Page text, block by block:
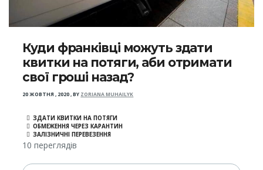
Куди франківці можуть здати
квитки на потяги, аби отримати
свої гроші назад?
20 ЖОВТНЯ , 2020,BY ZORIANA MUHAILYK
ЗДАТИ КВИТКИ НА ПОТЯГИ
ОБМЕЖЕННЯ ЧЕРЕЗ КАРАНТИН
ЗАЛІЗНИЧНІ ПЕРЕВЕЗЕННЯ
10 переглядів